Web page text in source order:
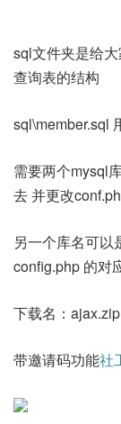
sql文件夹是给
查询表的结构
sql\member.sql
需要两个mysql
去 并更改
另一个库名可以
config.php 的对
下载名：ajax.zip
带邀请码功能社